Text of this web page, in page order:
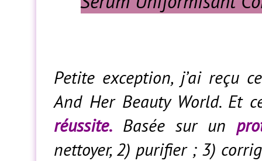
Petite exception, j’ai reçu
And Her Beauty World. Et
réussite. Basée sur un
nettoyer, 2) purifier ; 3)